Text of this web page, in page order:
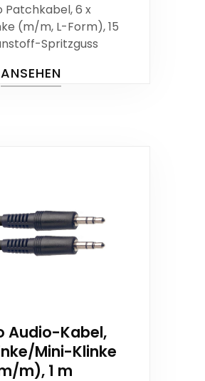
Patchkabel, 6 x
(m/m, L-Form), 15
Spritzguss
ANSEHEN
Audio-Kabel,
Mini-Klinke
m), 1 m